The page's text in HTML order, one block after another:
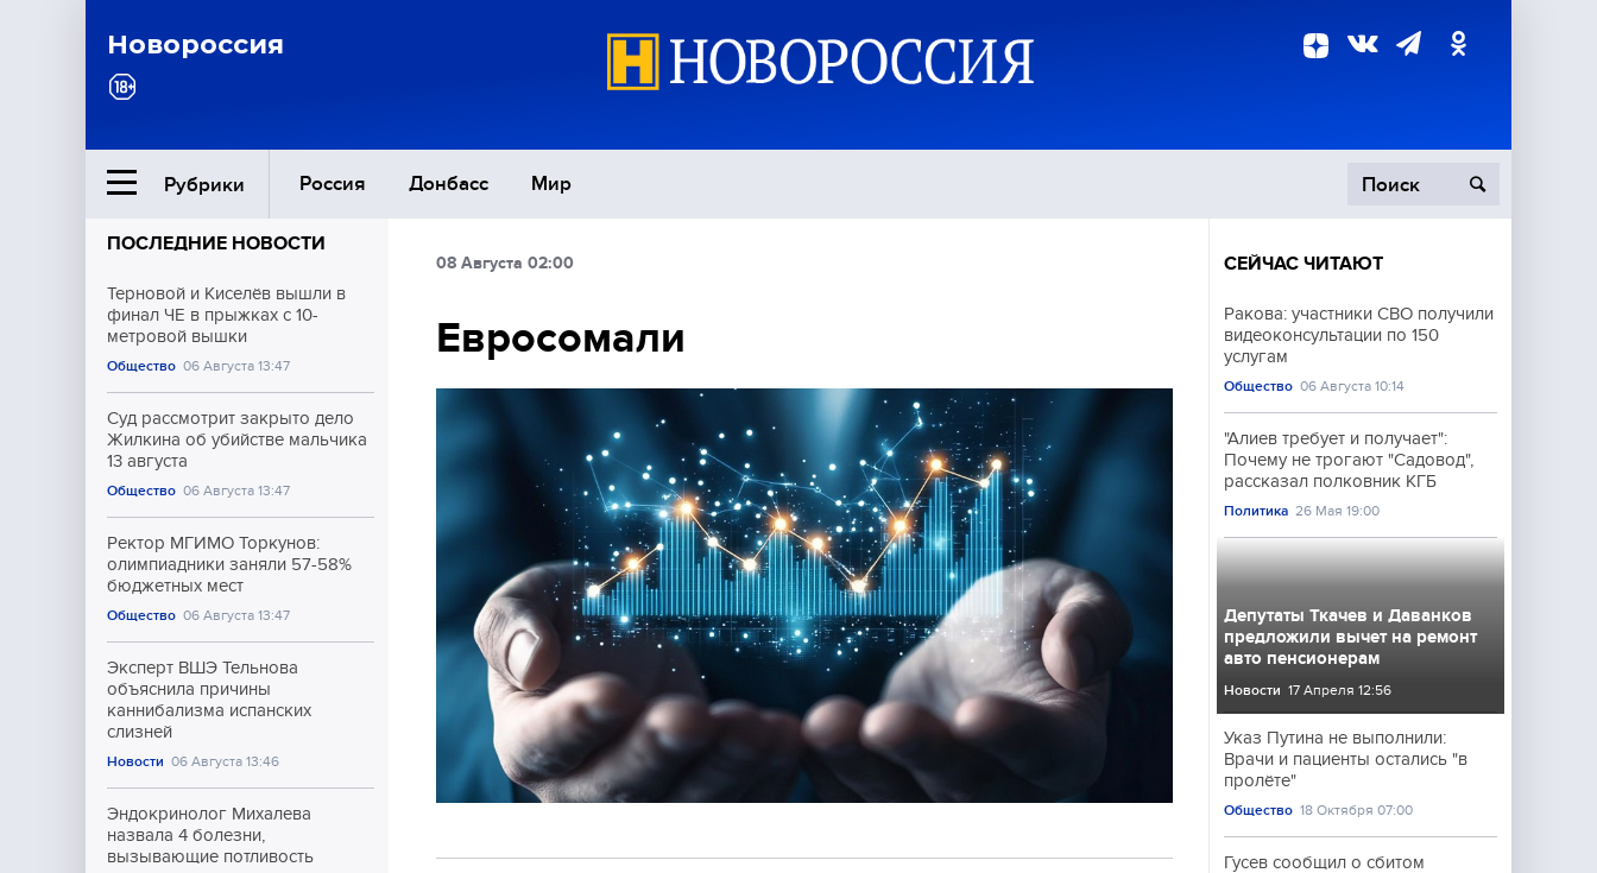
Новороссия
Рубрики Россия Донбасс Мир
Ближний Восток
Общество
Экономика
Происшествия
Культура
Спорт
ПОСЛЕДНИЕ НОВОСТИ
Терновой и Киселёв вышли в
финал ЧЕ в прыжках с 10-
метровой вышки
Общество 06 Августа 13:47
Суд рассмотрит закрыто дело
Жилкина об убийстве мальчика
13 августа
Общество 06 Августа 13:47
Ректор МГИМО Торкунов:
олимпиадники заняли 57-58%
бюджетных мест
Общество 06 Августа 13:47
Эксперт ВШЭ Тельнова
объяснила причины
каннибализма испанских
слизней
Новости 06 Августа 13:46
Эндокринолог Михалева
назвала 4 болезни,
вызывающие потливость
08 Августа 02:00
Евросомали
СЕЙЧАС ЧИТАЮТ
Ракова: участники СВО получили
видеоконсультации по 150
услугам
Общество 06 Августа 10:14
"Алиев требует и получает":
Почему не трогают "Садовод",
рассказал полковник КГБ
Политика 26 Мая 19:00
Депутаты Ткачев и Даванков
предложили вычет на ремонт
авто пенсионерам
Новости 17 Апреля 12:56
Указ Путина не выполнили:
Врачи и пациенты остались "в
пролёте"
Общество 18 Октября 07:00
Гусев сообщил о сбитом